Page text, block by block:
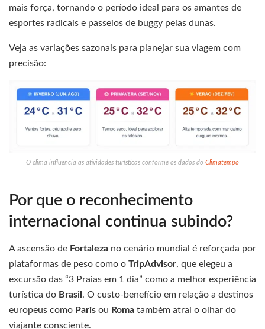
mais força, tornando o período ideal para os amantes de
esportes radicais e passeios de buggy pelas dunas.
Veja as variações sazonais para planejar sua viagem com
precisão:
O clima influencia as atividades turísticas conforme os dados do Climatempo
Por que o reconhecimento
internacional continua subindo?
A ascensão de Fortaleza no cenário mundial é reforçada por
plataformas de peso como o TripAdvisor, que elegeu a
excursão das “3 Praias em 1 dia” como a melhor experiência
turística do Brasil . O custo-benefício em relação a destinos
europeus como Paris ou Roma também atrai o olhar do
viajante consciente.